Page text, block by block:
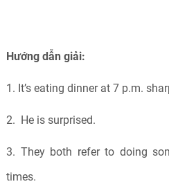
Hướng dẫn giải:
1. It’s eating dinner at 7 p.m.
2. He is surprised.
3. They both refer to doing
times.